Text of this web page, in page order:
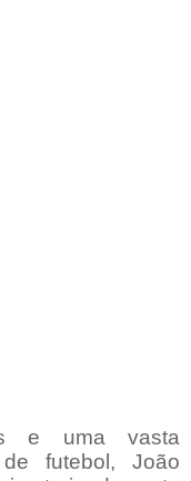
e uma vasta
futebol, João